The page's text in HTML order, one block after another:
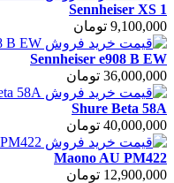
Sennheiser XS 1
9,100,000 تومان
Sennheiser e908 B EW
36,000,000 تومان
Shure Beta 58A
40,000,000 تومان
Maono AU PM422
12,900,000 تومان